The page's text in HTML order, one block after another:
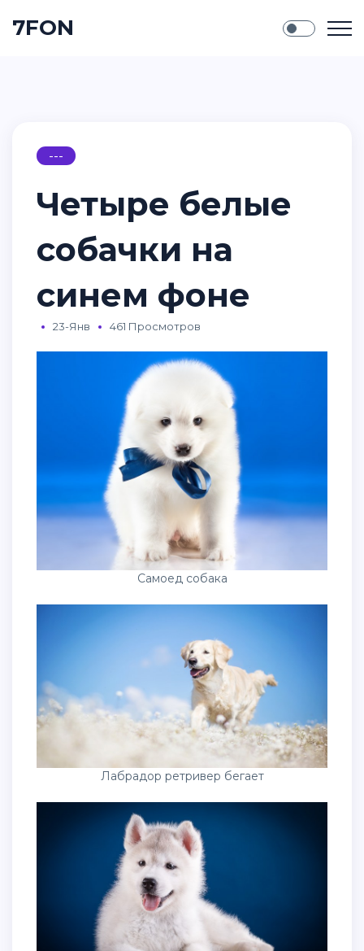
7FON
---
Четыре белые
собачки на
синем фоне
23-Янв 461 Просмотров
Самоед собака
Лабрадор ретривер бегает